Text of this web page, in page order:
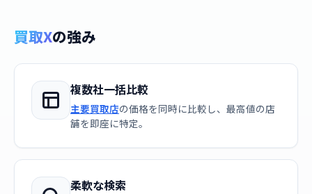
買取Xの強み
複数社一括比較
主要買取店の価格を同時に比較し、最高値の店
舗を即座に特定。
柔軟な検索